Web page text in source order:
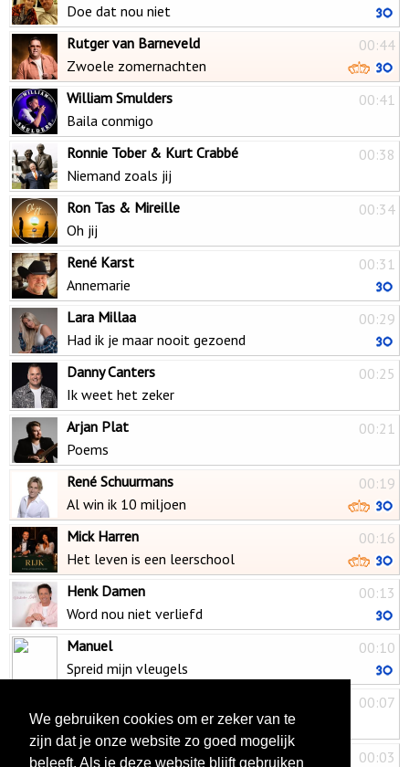
Doe dat nou niet
00:44
Rutger van Barneveld
Zwoele zomernachten
00:41
William Smulders
Baila conmigo
00:38
Ronnie Tober & Kurt Crabbé
Niemand zoals jij
00:34
Ron Tas & Mireille
Oh jij
00:31
René Karst
Annemarie
00:29
Lara Millaa
Had ik je maar nooit gezoend
00:25
Danny Canters
Ik weet het zeker
00:21
Arjan Plat
Poems
00:19
René Schuurmans
Al win ik 10 miljoen
00:16
Mick Harren
Het leven is een leerschool
00:13
Henk Damen
Word nou niet verliefd
00:10
Manuel
Spreid mijn vleugels
00:07
Jij ja
00:03
Glenn de Koning
We gebruiken cookies om er zeker van te
zijn dat je onze website zo goed mogelijk
beleeft. Als je deze website blijft gebruiken